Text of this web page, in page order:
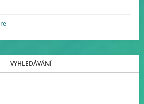
VYHLEDÁVÁNÍ